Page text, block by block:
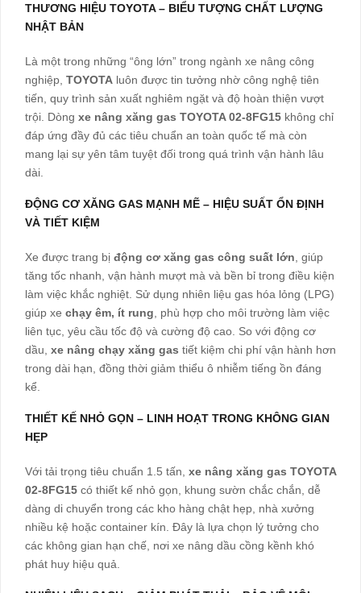
THƯƠNG HIỆU TOYOTA – BIỂU TƯỢNG CHẤT LƯỢNG
NHẬT BẢN
Là một trong những “ông lớn” trong ngành xe nâng công
nghiệp, TOYOTA luôn được tin tưởng nhờ công nghệ tiên
tiến, quy trình sản xuất nghiêm ngặt và độ hoàn thiện vượt
trội. Dòng xe nâng xăng gas TOYOTA 02-8FG15 không chỉ
đáp ứng đầy đủ các tiêu chuẩn an toàn quốc tế mà còn
mang lại sự yên tâm tuyệt đối trong quá trình vận hành lâu
dài.
ĐỘNG CƠ XĂNG GAS MẠNH MẼ – HIỆU SUẤT ỔN ĐỊNH
VÀ TIẾT KIỆM
Xe được trang bị động cơ xăng gas công suất lớn , giúp
tăng tốc nhanh, vận hành mượt mà và bền bỉ trong điều kiện
làm việc khắc nghiệt. Sử dụng nhiên liệu gas hóa lỏng (LPG)
giúp xe chạy êm, ít rung , phù hợp cho môi trường làm việc
liên tục, yêu cầu tốc độ và cường độ cao. So với động cơ
dầu, xe nâng chạy xăng gas tiết kiệm chi phí vận hành hơn
trong dài hạn, đồng thời giảm thiểu ô nhiễm tiếng ồn đáng
kể.
THIẾT KẾ NHỎ GỌN – LINH HOẠT TRONG KHÔNG GIAN
HẸP
Với tải trọng tiêu chuẩn 1.5 tấn, xe nâng xăng gas TOYOTA
02-8FG15 có thiết kế nhỏ gọn, khung sườn chắc chắn, dễ
dàng di chuyển trong các kho hàng chật hẹp, nhà xưởng
nhiều kệ hoặc container kín. Đây là lựa chọn lý tưởng cho
các không gian hạn chế, nơi xe nâng dầu cồng kềnh khó
phát huy hiệu quả.